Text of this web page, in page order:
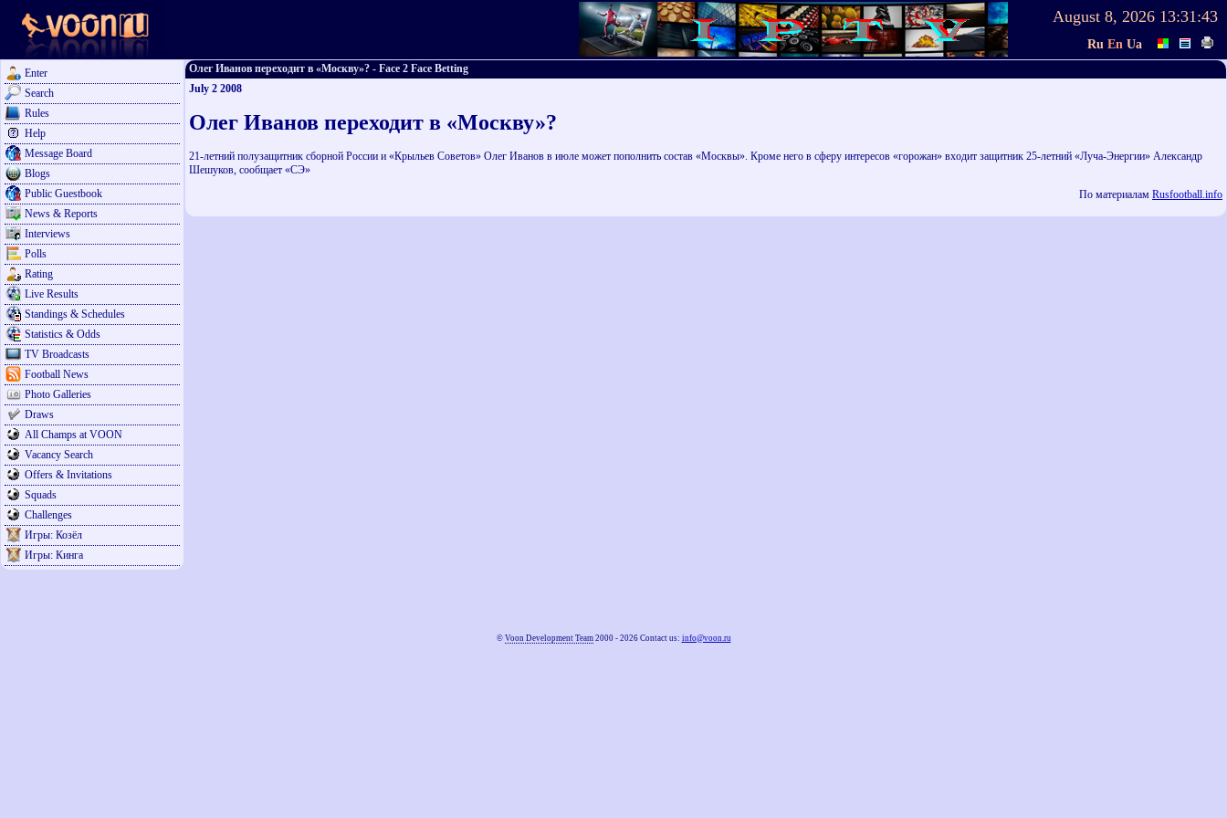
August 8, 2026 13:31:43
Ru En Ua
Enter
Search
Rules
Help
Message Board
Blogs
Public Guestbook
News & Reports
Interviews
Polls
Rating
Live Results
Standings & Schedules
Statistics & Odds
TV Broadcasts
Football News
Photo Galleries
Draws
All Champs at VOON
Vacancy Search
Offers & Invitations
Squads
Challenges
Игры: Козёл
Игры: Кинга
Олег Иванов переходит в «Москву»? - Face 2 Face Betting
July 2 2008
Олег Иванов переходит в «Москву»?
21-летний полузащитник сборной России и «Крыльев Советов» Олег Иванов в июле может пополнить состав «Москвы». Кроме него в сферу интересов «горожан» входит защитник 25-летний «Луча-Энергии» Александр
Шешуков, сообщает «СЭ»
По материалам Rusfootball.info
© Voon Development Team2000 - 2026 Contact us: info@voon.ru